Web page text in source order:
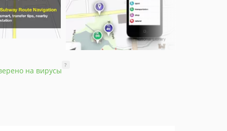
на вирусы
?